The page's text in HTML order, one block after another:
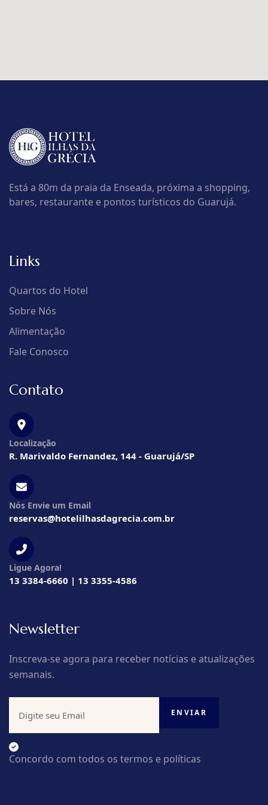
Está a 80m da praia da Enseada, próxima a shopping,
bares, restaurante e pontos turísticos do Guarujá.
Links
Quartos do Hotel
Sobre Nós
Alimentação
Fale Conosco
Contato
Localização
R. Marivaldo Fernandez, 144 - Guarujá/SP
Nós Envie um Email
reservas@hotelilhasdagrecia.com.br
Ligue Agora!
13 3384-6660 | 13 3355-4586
Newsletter
Inscreva-se agora para receber notícias e atualizações
semanais.
Concordo com todos os termos e políticas